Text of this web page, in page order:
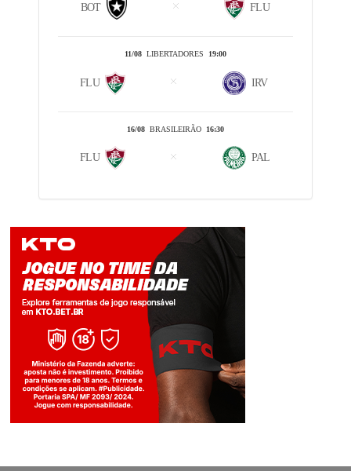
BOT FLU
11/08LIBERTADORES 19:00
FLU IRV
16/08BRASILEIRÃO 16:30
FLU PAL